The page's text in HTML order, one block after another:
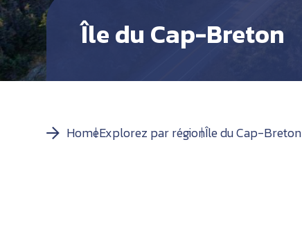
Île du Cap-Breton
HomeExplorez par régionÎle du Cap-Breton